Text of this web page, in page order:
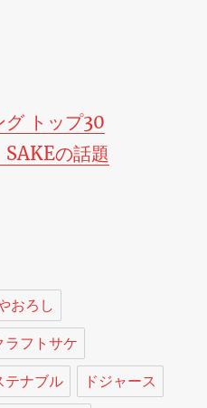
グ トップ30
SAKEの話題
おろし
ラフトサケ
テナブル ドジャース